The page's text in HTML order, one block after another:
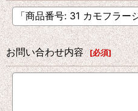
お問い合わせ内容 [必須]